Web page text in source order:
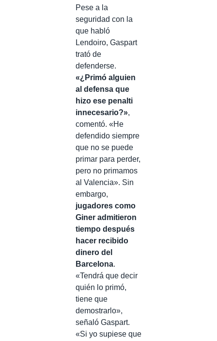
Pese a la
seguridad con la
que habló
Lendoiro, Gaspart
trató de
defenderse.
«¿Primó alguien
al defensa que
hizo ese penalti
innecesario?»,
comentó. «He
defendido siempre
que no se puede
primar para perder,
pero no primamos
al Valencia». Sin
embargo,
jugadores como
Giner admitieron
tiempo después
hacer recibido
dinero del
Barcelona.
«Tendrá que decir
quién lo primó,
tiene que
demostrarlo»,
señaló Gaspart.
«Si yo supiese que